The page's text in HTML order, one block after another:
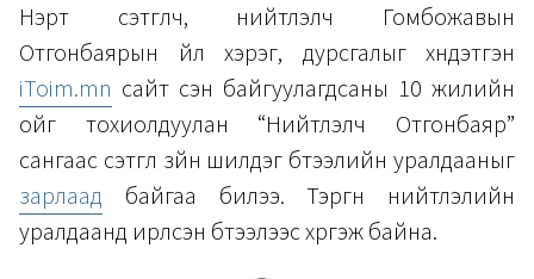
Нэрт сэтгүүлч, нийтлэлч Гомбожавын
Отгонбаярын үйл хэрэг, дурсгалыг хүндэтгэн
iToim.mn сайт үүсэн байгуулагдсаны 10 жилийн
ойг тохиолдуулан “Нийтлэлч Отгонбаяр”
сангаас сэтгүүл зүйн шилдэг бүтээлийн уралдааныг
зарлаад байгаа билээ. Тэргүүн нийтлэлийн
уралдаанд ирүүлсэн бүтээлээс хүргэж байна.